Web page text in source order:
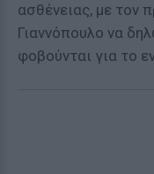
ασθένειας, με τον
Γιαννόπουλο να
φοβούνται για το